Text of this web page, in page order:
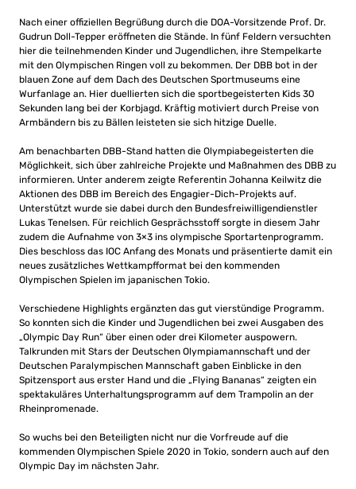
Nach einer offiziellen Begrüßung durch die DOA-Vorsitzende Prof. Dr.
Gudrun Doll-Tepper eröffneten die Stände. In fünf Feldern versuchten
hier die teilnehmenden Kinder und Jugendlichen, ihre Stempelkarte
mit den Olympischen Ringen voll zu bekommen. Der DBB bot in der
blauen Zone auf dem Dach des Deutschen Sportmuseums eine
Wurfanlage an. Hier duellierten sich die sportbegeisterten Kids 30
Sekunden lang bei der Korbjagd. Kräftig motiviert durch Preise von
Armbändern bis zu Bällen leisteten sie sich hitzige Duelle.
Am benachbarten DBB-Stand hatten die Olympiabegeisterten die
Möglichkeit, sich über zahlreiche Projekte und Maßnahmen des DBB zu
informieren. Unter anderem zeigte Referentin Johanna Keilwitz die
Aktionen des DBB im Bereich des Engagier-Dich-Projekts auf.
Unterstützt wurde sie dabei durch den Bundesfreiwilligendienstler
Lukas Tenelsen. Für reichlich Gesprächsstoff sorgte in diesem Jahr
zudem die Aufnahme von 3×3 ins olympische Sportartenprogramm.
Dies beschloss das IOC Anfang des Monats und präsentierte damit ein
neues zusätzliches Wettkampfformat bei den kommenden
Olympischen Spielen im japanischen Tokio.
Verschiedene Highlights ergänzten das gut vierstündige Programm.
So konnten sich die Kinder und Jugendlichen bei zwei Ausgaben des
„Olympic Day Run“ über einen oder drei Kilometer auspowern.
Talkrunden mit Stars der Deutschen Olympiamannschaft und der
Deutschen Paralympischen Mannschaft gaben Einblicke in den
Spitzensport aus erster Hand und die „Flying Bananas“ zeigten ein
spektakuläres Unterhaltungsprogramm auf dem Trampolin an der
Rheinpromenade.
So wuchs bei den Beteiligten nicht nur die Vorfreude auf die
kommenden Olympischen Spiele 2020 in Tokio, sondern auch auf den
Olympic Day im nächsten Jahr.